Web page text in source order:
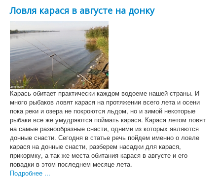
Ловля карася в августе на донку
Карась обитает практически каждом водоеме нашей страны. И
много рыбаков ловят карася на протяжении всего лета и осени
пока реки и озера не покроются льдом, но и зимой некоторые
рыбаки все же умудряются поймать карася. Карася летом ловят
на самые разнообразные снасти, одними из которых являются
донные снасти. Сегодня в статье речь пойдем именно о ловле
карася на донные снасти, разберем насадки для карася,
прикормку, а так же места обитания карася в августе и его
повадки в этом последнем месяце лета.
Подробнее ...